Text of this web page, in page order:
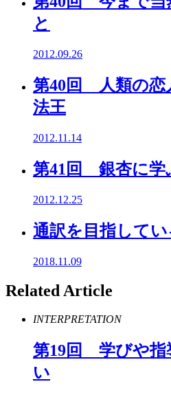
と
2012.09.26
第40回 人類の恋
法王
2012.11.14
第41回 銀杏に学
2012.12.25
通訳を目指して
2018.11.09
Related Article
INTERPRETATION
第19回 学びや指
い